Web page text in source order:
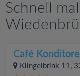
Schnell
Café
Klingelbrink 11,